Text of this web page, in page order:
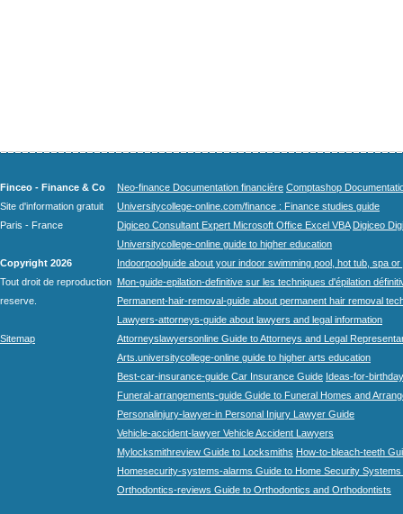
Finceo - Finance & Co
Site d'information gratuit
Paris - France
Copyright 2026
Tout droit de reproduction
reserve.
Sitemap
Neo-finance Documentation financière Comptashop
Universitycollege-online.com/finance : Finance studies guide
Digiceo Consultant Expert Microsoft Office Excel VBA Digiceo
Universitycollege-online guide to higher education
Indoorpoolguide about your indoor swimming pool, hot tub, spa
Mon-guide-epilation-definitive sur les techniques d'épilation
Permanent-hair-removal-guide about permanent hair removal
Lawyers-attorneys-guide about lawyers and legal information
Attorneyslawyersonline Guide to Attorneys and Legal
Arts.universitycollege-online guide to higher arts education
Best-car-insurance-guide Car Insurance Guide Ideas-for-
Funeral-arrangements-guide Guide to Funeral Homes and
Personalinjury-lawyer-in Personal Injury Lawyer Guide
Vehicle-accident-lawyer Vehicle Accident Lawyers
Mylocksmithreview Guide to Locksmiths How-to-bleach-teeth
Homesecurity-systems-alarms Guide to Home Security Systems
Orthodontics-reviews Guide to Orthodontics and Orthodontists